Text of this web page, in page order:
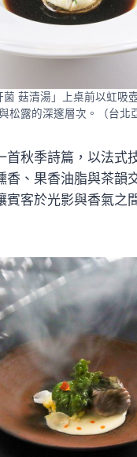
菌 菇清湯」上桌前以虹吸
松露的深邃層次。（台北
首秋季詩篇，以法式
香、果香油脂與茶韻
賓客於光影與香氣之